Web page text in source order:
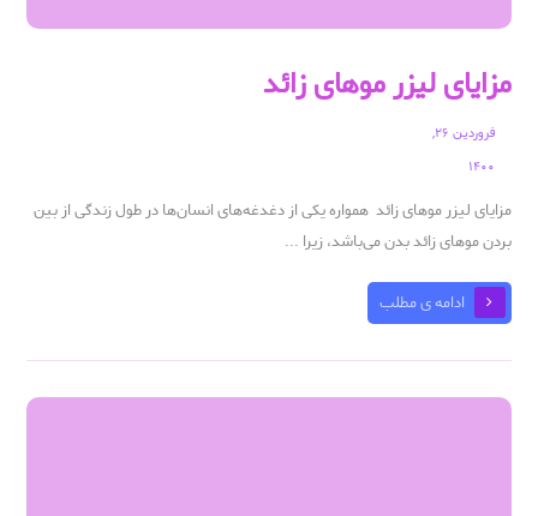
مزایای لیزر موهای زائد
فروردین ۲۶,
۱۴۰۰
مزایای لیزر موهای زائد همواره یکی از دغدغه‌های انسان‌ها در طول زندگی از بین
بردن موهای زائد بدن می‌باشد، زیرا ...
ادامه ی مطلب